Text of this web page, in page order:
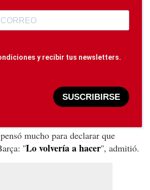
y recibir tus newsletters.
SUSCRIBIRSE
mucho para declarar que
''Lo volvería a hacer'', admitió.